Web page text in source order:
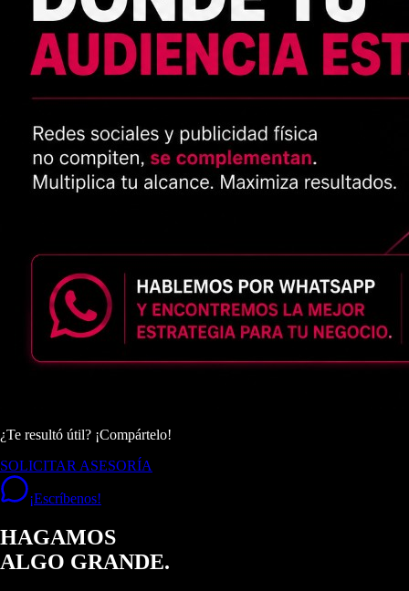
¿Te resultó útil? ¡Compártelo!
SOLICITAR ASESORÍA
¡Escríbenos!
HAGAMOS
ALGO GRANDE.